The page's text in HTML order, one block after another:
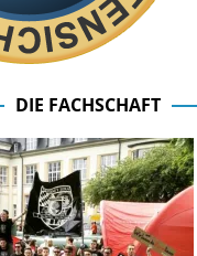
DIE FACHSCHAFT